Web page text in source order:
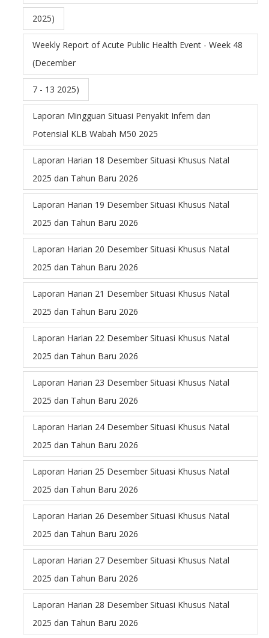
2025)
Weekly Report of Acute Public Health Event - Week 48
(December
7 - 13 2025)
Laporan Mingguan Situasi Penyakit Infem dan
Potensial KLB Wabah M50 2025
Laporan Harian 18 Desember Situasi Khusus Natal
2025 dan Tahun Baru 2026
Laporan Harian 19 Desember Situasi Khusus Natal
2025 dan Tahun Baru 2026
Laporan Harian 20 Desember Situasi Khusus Natal
2025 dan Tahun Baru 2026
Laporan Harian 21 Desember Situasi Khusus Natal
2025 dan Tahun Baru 2026
Laporan Harian 22 Desember Situasi Khusus Natal
2025 dan Tahun Baru 2026
Laporan Harian 23 Desember Situasi Khusus Natal
2025 dan Tahun Baru 2026
Laporan Harian 24 Desember Situasi Khusus Natal
2025 dan Tahun Baru 2026
Laporan Harian 25 Desember Situasi Khusus Natal
2025 dan Tahun Baru 2026
Laporan Harian 26 Desember Situasi Khusus Natal
2025 dan Tahun Baru 2026
Laporan Harian 27 Desember Situasi Khusus Natal
2025 dan Tahun Baru 2026
Laporan Harian 28 Desember Situasi Khusus Natal
2025 dan Tahun Baru 2026